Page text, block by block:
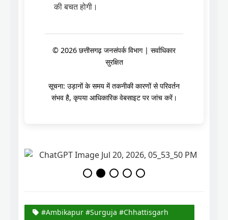
की बचत होगी।
© 2026 छत्तीसगढ़ जनसंपर्क विभाग | सर्वाधिकार
सुरक्षित
सूचना: उड़ानों के समय में तकनीकी कारणों से परिवर्तन
संभव है, कृपया आधिकारिक वेबसाइट पर जांच करें।
#Ambikapur #Surguja #Chhattisgarh